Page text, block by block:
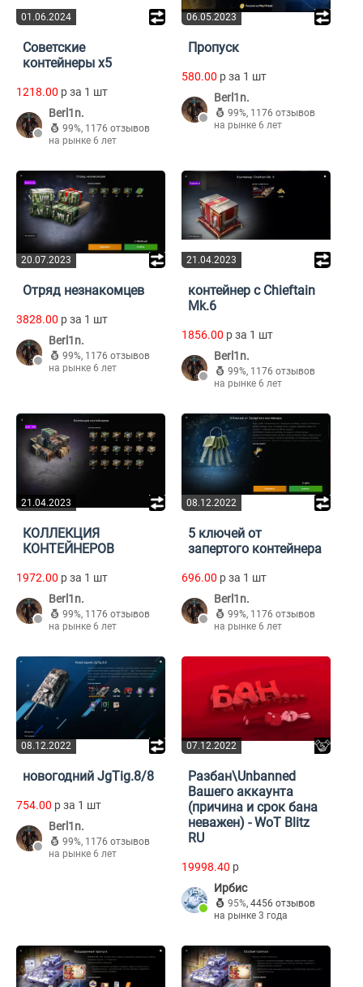
01.06.2024
Советские
контейнеры х5
1218.00 p за 1 шт
Berl1n.
99%, 1176 отзывов
на рынке 6 лет
06.05.2023
Пропуск
580.00 p за 1 шт
Berl1n.
99%, 1176 отзывов
на рынке 6 лет
20.07.2023
Отряд незнакомцев
3828.00 p за 1 шт
Berl1n.
99%, 1176 отзывов
на рынке 6 лет
21.04.2023
контейнер с Chieftain
Mk.6
1856.00 p за 1 шт
Berl1n.
99%, 1176 отзывов
на рынке 6 лет
21.04.2023
КОЛЛЕКЦИЯ
КОНТЕЙНЕРОВ
1972.00 p за 1 шт
Berl1n.
99%, 1176 отзывов
на рынке 6 лет
08.12.2022
5 ключей от
запертого контейнера
696.00 p за 1 шт
Berl1n.
99%, 1176 отзывов
на рынке 6 лет
08.12.2022
новогодний JgTig.8/8
754.00 p за 1 шт
Berl1n.
99%, 1176 отзывов
на рынке 6 лет
07.12.2022
Разбан\Unbanned
Вашего аккаунта
(причина и срок бана
неважен) - WoT Blitz
RU
19998.40 p
Ирбис
95%, 4456 отзывов
на рынке 3 года